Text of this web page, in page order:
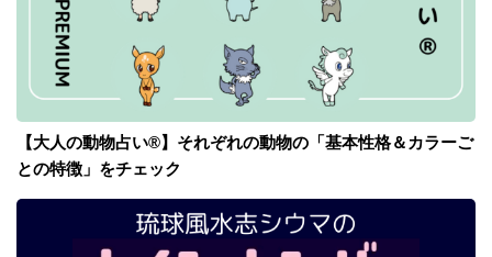
【大人の動物占い®】それぞれの動物の「基本性格＆カラーご
との特徴」をチェック